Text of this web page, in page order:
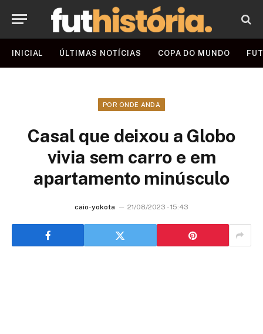
INICIAL ÚLTIMAS NOTÍCIAS COPA DO MUNDO
POR ONDE ANDA
Casal que deixou a Globo
vivia sem carro e em
apartamento minúsculo
caio-yokota 21/08/2023 - 15:43